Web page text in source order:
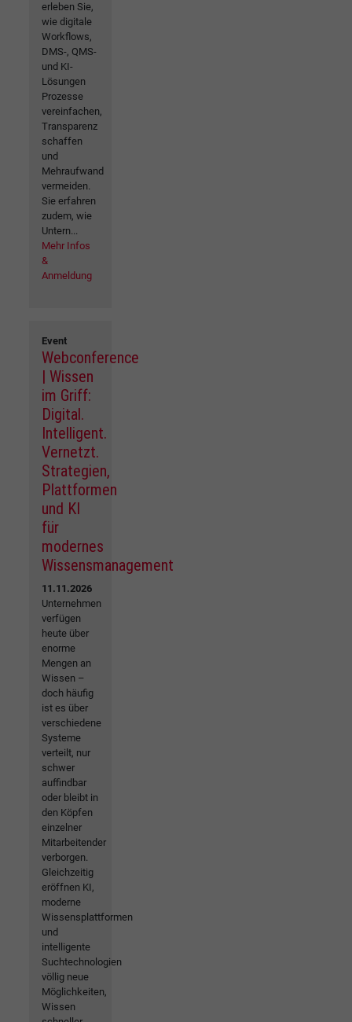
erleben Sie,
wie digitale
Workflows,
DMS-, QMS-
und KI-
Lösungen
Prozesse
vereinfachen,
Transparenz
schaffen
und
Mehraufwand
vermeiden.
Sie erfahren
zudem, wie
Untern...
Mehr Infos
&
Anmeldung
Event
Webconference
| Wissen
im Griff:
Digital.
Intelligent.
Vernetzt.
Strategien,
Plattformen
und KI
für
modernes
Wissensmanagement
11.11.2026
Unternehmen
verfügen
heute über
enorme
Mengen an
Wissen –
doch häufig
ist es über
verschiedene
Systeme
verteilt, nur
schwer
auffindbar
oder bleibt in
den Köpfen
einzelner
Mitarbeitender
verborgen.
Gleichzeitig
eröffnen KI,
moderne
Wissensplattformen
und
intelligente
Suchtechnologien
völlig neue
Möglichkeiten,
Wissen